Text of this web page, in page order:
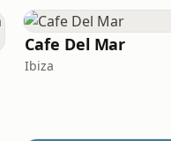
Cafe Del Mar
Ibiza